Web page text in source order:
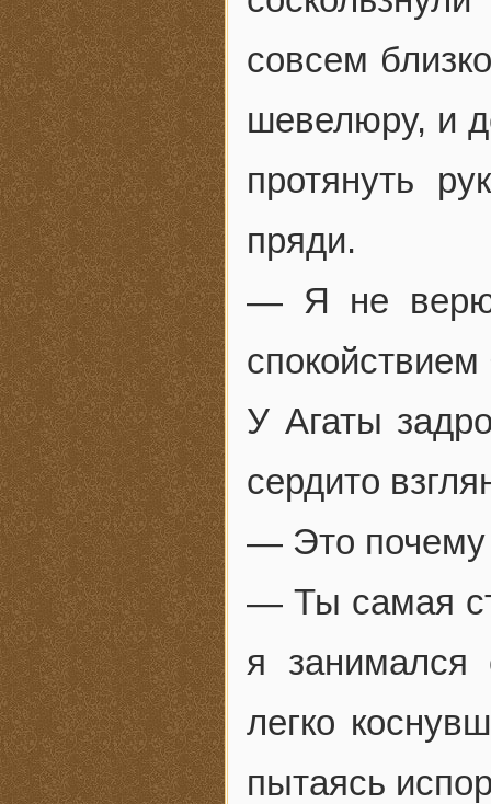
совсем
шевелюру, и
протянуть
пряди.
— Я не
У Агаты
сердито
— Это
— Ты самая
я занимался
легко
пытаясь